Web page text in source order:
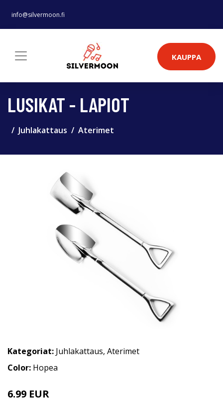
info@silvermoon.fi
KAUPPA
LUSIKAT - LAPIOT
Juhlakattaus Aterimet
Kategoriat: Juhlakattaus, Aterimet
Color: Hopea
6.99 EUR